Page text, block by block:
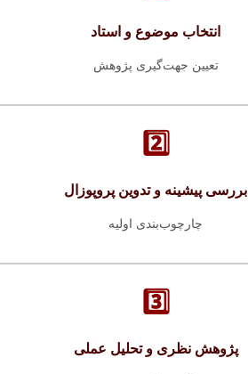
انتخاب موضوع و استاد
تعیین جهت‌گیری پژوهش
2️⃣
بررسی پیشینه و تدوین پروپوزال
چارچوب‌بندی اولیه
3️⃣
پژوهش نظری و تحلیل عملی